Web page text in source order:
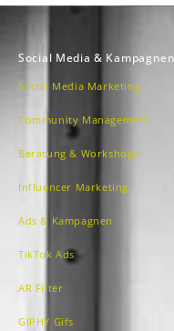
Social Media & Kampagnen
Social Media Marketing
Community Management
Beratung & Workshops
Influencer Marketing
Ads & Kampagnen
TikTok Ads
AR Filter
GIPHY Gifs